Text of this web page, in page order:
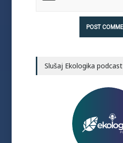
Slušaj Ekologika podcast